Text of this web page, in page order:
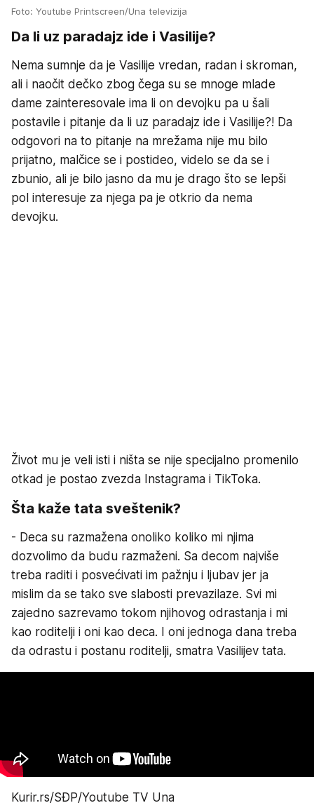
Foto: Youtube Printscreen/Una televizija
Da li uz paradajz ide i Vasilije?
Nema sumnje da je Vasilije vredan, radan i skroman,
ali i naočit dečko zbog čega su se mnoge mlade
dame zainteresovale ima li on devojku pa u šali
postavile i pitanje da li uz paradajz ide i Vasilije?! Da
odgovori na to pitanje na mrežama nije mu bilo
prijatno, malčice se i postideo, videlo se da se i
zbunio, ali je bilo jasno da mu je drago što se lepši
pol interesuje za njega pa je otkrio da nema
devojku.
Život mu je veli isti i ništa se nije specijalno promenilo
otkad je postao zvezda Instagrama i TikToka.
Šta kaže tata sveštenik?
- Deca su razmažena onoliko koliko mi njima
dozvolimo da budu razmaženi. Sa decom najviše
treba raditi i posvećivati im pažnju i ljubav jer ja
mislim da se tako sve slabosti prevazilaze. Svi mi
zajedno sazrevamo tokom njihovog odrastanja i mi
kao roditelji i oni kao deca. I oni jednoga dana treba
da odrastu i postanu roditelji, smatra Vasilijev tata.
Kurir.rs/SĐP/Youtube TV Una